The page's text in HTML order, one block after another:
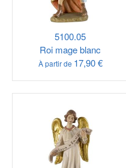
5100.05
Roi mage blanc
À partir de 17,90 €